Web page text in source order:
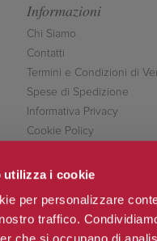
utilizza i cookie
per personalizzare
traffico.
Informazioni
Chi Siamo
Contatti
Termini e Condizioni di
Spese di Spedizione
Informativa Privacy
Cookie Policy